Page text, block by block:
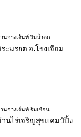
นกางเต็นท์ ริมน้ำตก
ระมรกต อ.โขงเจียม
นกางเต็นท์ ริมเขื่อน
านไร่เจริญสุขแคมป์ปิ้ง